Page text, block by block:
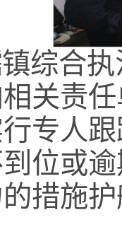
综合
关责
专人
位或
措施